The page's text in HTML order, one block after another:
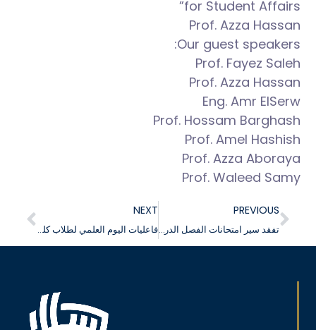
for Student Affairs”
Prof. Azza Hassan
Our guest speakers:
Prof. Fayez Saleh
Prof. Azza Hassan
Eng. Amr ElSerw
Prof. Hossam Barghash
Prof. Amel Hashish
Prof. Azza Aboraya
Prof. Waleed Samy
PREVIOUS
تفقد سير امتحانات الفصل الدراسي الأول بجامعة السلام بمصر
NEXT
فاعليات اليوم العلمي لطلاب كلية طب الفم والأسنان بجامعة السلام